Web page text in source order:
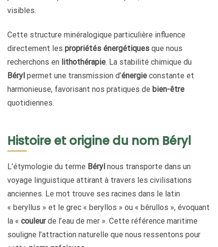
visibles.
Cette structure minéralogique particulière influence
directement les propriétés énergétiques que nous
recherchons en lithothérapie. La stabilité chimique du
Béryl permet une transmission d’énergie constante et
harmonieuse, favorisant nos pratiques de bien-être
quotidiennes.
Histoire et origine du nom Béryl
L’étymologie du terme Béryl nous transporte dans un
voyage linguistique attirant à travers les civilisations
anciennes. Le mot trouve ses racines dans le latin
« beryllus » et le grec « beryllos » ou « bêrullos », évoquant
la « couleurde l’eau de mer ». Cette référence maritime
souligne l’attraction naturelle que nous ressentons pour